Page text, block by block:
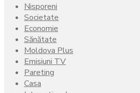
Nisporeni
Societate
Economie
Sănătate
Moldova Plus
Emisiuni TV
Pareting
Casa